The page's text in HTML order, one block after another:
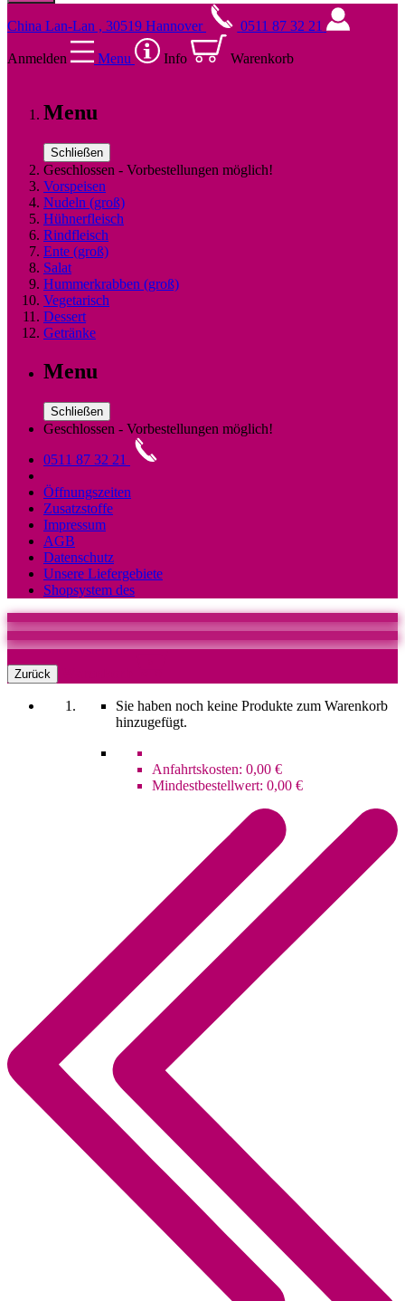
China Lan-Lan , 30519 Hannover 0511 87 32 21
Anmelden Menu Info Warenkorb
Menu
Schließen
Geschlossen - Vorbestellungen möglich!
Vorspeisen
Nudeln (groß)
Hühnerfleisch
Rindfleisch
Ente (groß)
Salat
Hummerkrabben (groß)
Vegetarisch
Dessert
Getränke
Menu
Schließen
Geschlossen - Vorbestellungen möglich!
0511 87 32 21
Öffnungszeiten
Zusatzstoffe
Impressum
AGB
Datenschutz
Unsere Liefergebiete
Shopsystem des
Zurück
Sie haben noch keine Produkte zum Warenkorb
hinzugefügt.
Anfahrtskosten: 0,00 €
Mindestbestellwert: 0,00 €